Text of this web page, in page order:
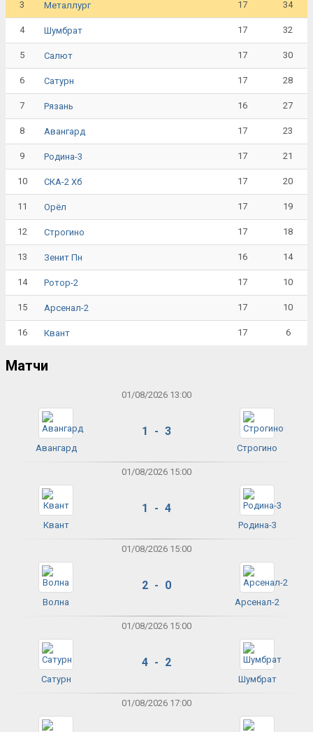
3 Металлург 17 34
4 Шумбрат 17 32
5 Салют 17 30
6 Сатурн 17 28
7 Рязань 16 27
8 Авангард 17 23
9 Родина-3 17 21
10 СКА-2 Хб 17 20
11 Орёл 17 19
12 Строгино 17 18
13 Зенит Пн 16 14
14 Ротор-2 17 10
15 Арсенал-2 17 10
16 Квант 17 6
Матчи
01/08/2026 13:00
Авангард
1 - 3
Строгино
01/08/2026 15:00
Квант
1 - 4
Родина-3
01/08/2026 15:00
Волна
2 - 0
Арсенал-2
01/08/2026 15:00
Сатурн
4 - 2
Шумбрат
01/08/2026 17:00